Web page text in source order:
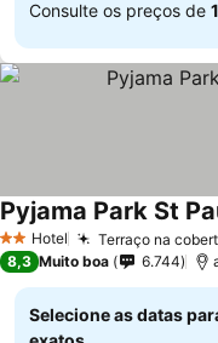
Consulte os preços de
2 Estrelas
Hotel Terraço na
Pyjama Park St
8,3 Muito boa 6.744
Selecione as datas